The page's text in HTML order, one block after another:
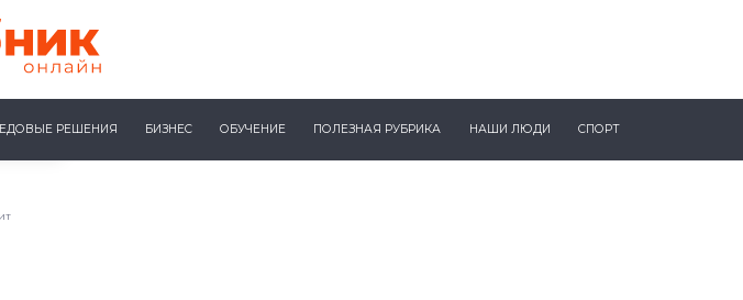
РЕШЕНИЯ БИЗНЕС ОБУЧЕНИЕ ПОЛЕЗНАЯ РУБРИКА НАШИ ЛЮДИ СПОРТ